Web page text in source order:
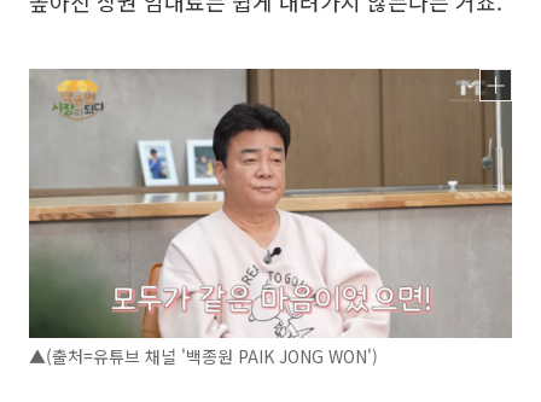
▲(출처=유튜브 채널 '백종원 PAIK JONG WON')